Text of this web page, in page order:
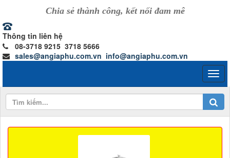
Chia sẻ thành công, kết nối đam mê
Thông tin liên hệ
08-3718 9215 3718 5666
sales@angiaphu.com.vn info@angiaphu.com.vn